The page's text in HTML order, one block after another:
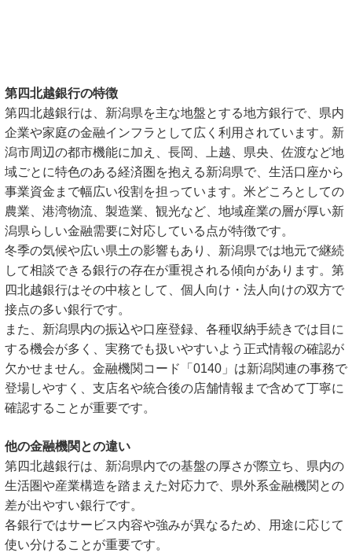
第四北越銀行の特徴
第四北越銀行は、新潟県を主な地盤とする地方銀行で、県内
企業や家庭の金融インフラとして広く利用されています。新
潟市周辺の都市機能に加え、長岡、上越、県央、佐渡など地
域ごとに特色のある経済圏を抱える新潟県で、生活口座から
事業資金まで幅広い役割を担っています。米どころとしての
農業、港湾物流、製造業、観光など、地域産業の層が厚い新
潟県らしい金融需要に対応している点が特徴です。
冬季の気候や広い県土の影響もあり、新潟県では地元で継続
して相談できる銀行の存在が重視される傾向があります。第
四北越銀行はその中核として、個人向け・法人向けの双方で
接点の多い銀行です。
また、新潟県内の振込や口座登録、各種収納手続きでは目に
する機会が多く、実務でも扱いやすいよう正式情報の確認が
欠かせません。金融機関コード「0140」は新潟関連の事務で
登場しやすく、支店名や統合後の店舗情報まで含めて丁寧に
確認することが重要です。
他の金融機関との違い
第四北越銀行は、新潟県内での基盤の厚さが際立ち、県内の
生活圏や産業構造を踏まえた対応力で、県外系金融機関との
差が出やすい銀行です。
各銀行ではサービス内容や強みが異なるため、用途に応じて
使い分けることが重要です。